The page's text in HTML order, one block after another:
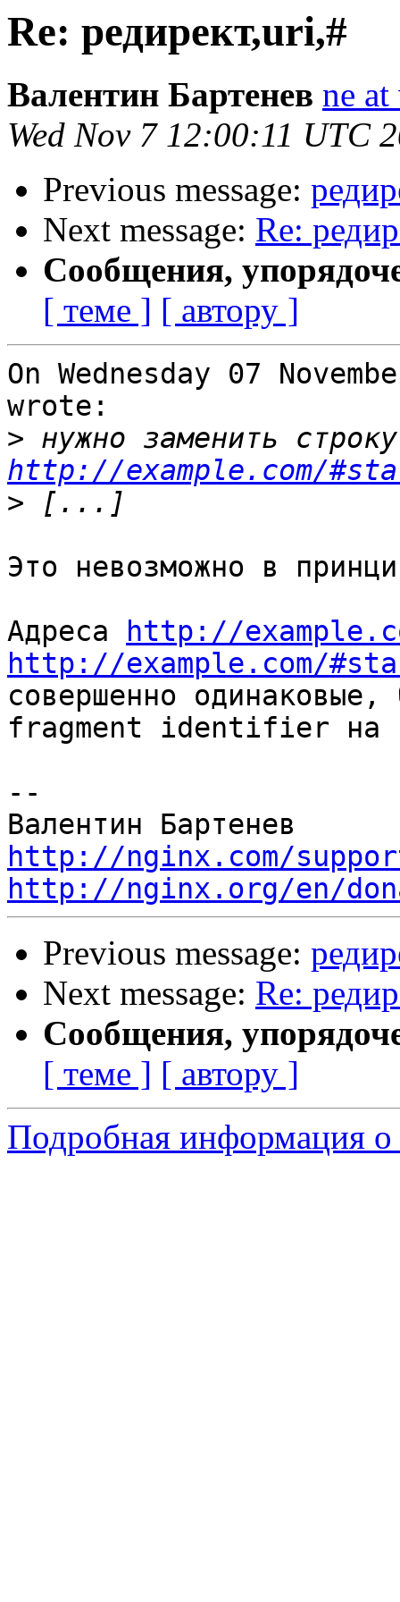
Re: редирект,uri,#
Валентин Бартенев ne
Wed Nov 7 12:00:11 UTC
Previous message:
Next message: Re:
Сообщения,
[ теме ] [ автору ]
On Wednesday 07
wrote:
> нужно заменить
http://example.com/
>
Это невозможно в
Адреса
http://
http://example.com/
совершенно
fragment identifier на
--
http://nginx.com/
http://nginx.org/en/
Previous message:
Next message: Re:
Сообщения,
[ теме ] [ автору ]
Подробная информация